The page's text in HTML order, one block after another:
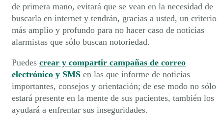
de primera mano, evitará que se vean en la necesidad de
buscarla en internet y tendrán, gracias a usted, un criterio
más amplio y profundo para no hacer caso de noticias
alarmistas que sólo buscan notoriedad.
Puedes crear y compartir campañas de correo
electrónico y SMS en las que informe de noticias
importantes, consejos y orientación; de ese modo no sólo
estará presente en la mente de sus pacientes, también los
ayudará a enfrentar sus inseguridades.